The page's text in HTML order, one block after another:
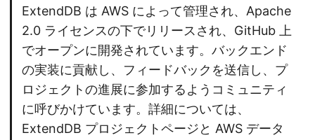
ExtendDB は AWS によって管理され、Apache
2.0 ライセンスの下でリリースされ、GitHub 上
でオープンに開発されています。バックエンド
の実装に貢献し、フィードバックを送信し、プ
ロジェクトの進展に参加するようコミュニティ
に呼びかけています。詳細については、
ExtendDB プロジェクトページと AWS データ